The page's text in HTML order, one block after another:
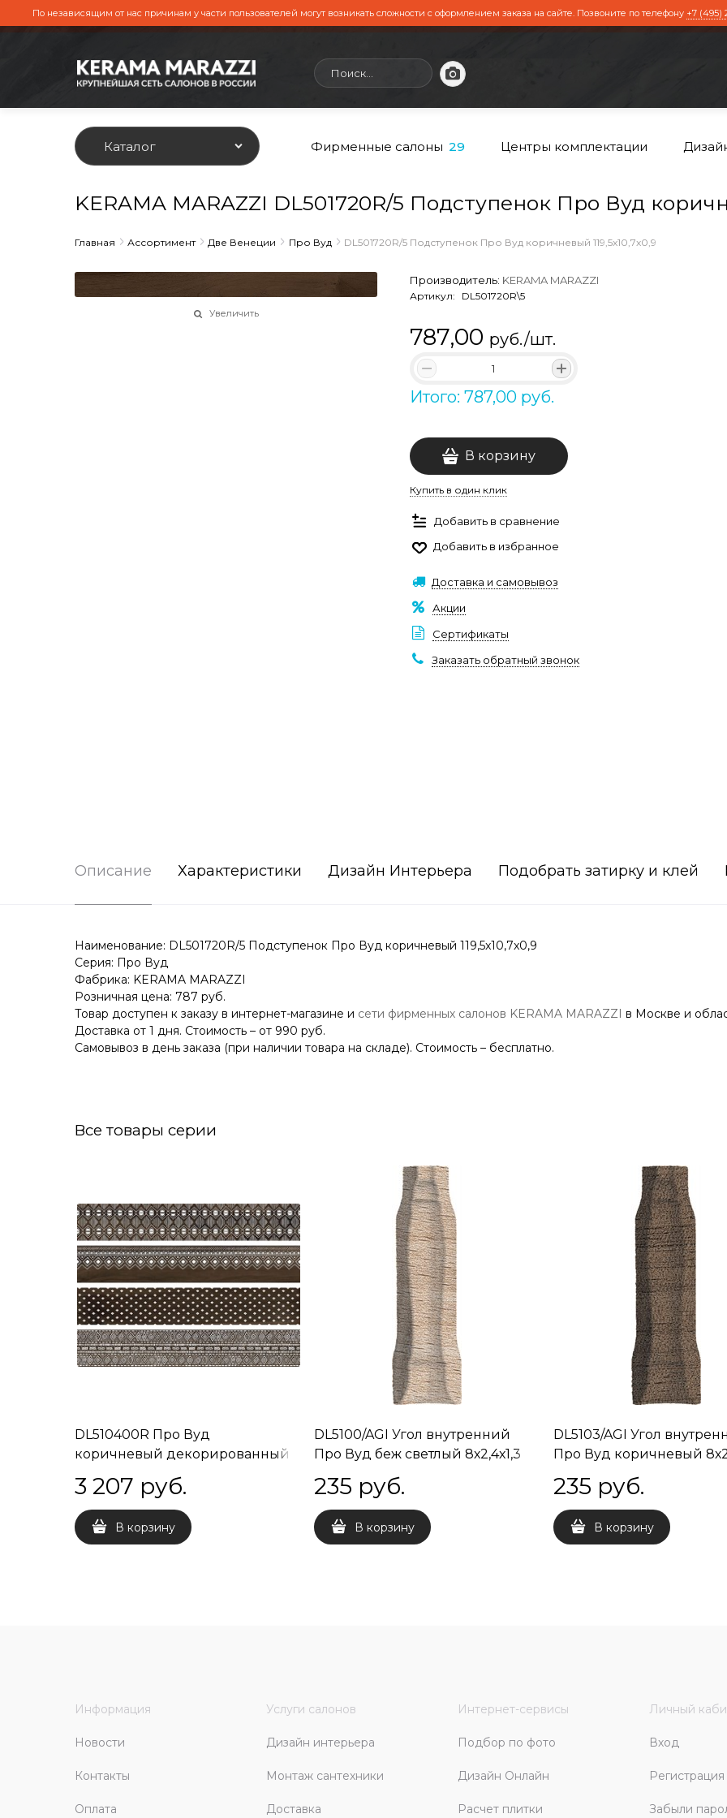
По независящим от нас причинам у части пользователей могут возникать сложности с оформлением заказа на сайте. Позвоните по телефону +7 (495)
Каталог Фирменные салоны 29 Центры комплектации
KERAMA MARAZZI DL501720R/5 Подступенок Про Вуд
Главная Ассортимент Две Венеции Про Вуд DL501720R/5 Подступенок Про Вуд коричневый 119,5x10,7x0,9
Увеличить
Производитель: KERAMA MARAZZI
Артикул: DL501720R\5
787,00 руб./шт.
Итого: 787,00 руб.
В корзину
Купить в один клик
Добавить в сравнение
Добавить в избранное
Доставка и самовывоз
Акции
Сертификаты
Заказать обратный звонок
Описание Характеристики Дизайн Интерьера Подобрать затирку и клей
Наименование: DL501720R/5 Подступенок Про Вуд коричневый 119,5x10,7x0,9
Серия: Про Вуд
Фабрика: KERAMA MARAZZI
Розничная цена: 787 руб.
Товар доступен к заказу в интернет-магазине и сети фирменных салонов KERAMA MARAZZI в Москве и
Доставка от 1 дня. Стоимость – от 990 руб.
Самовывоз в день заказа (при наличии товара на складе). Стоимость – бесплатно.
Все товары серии
DL510400R Про Вуд
коричневый декорированный
обрезной 20х119,5х11
3 207 руб.
В корзину
DL5100/AGI Угол внутренний
Про Вуд беж светлый 8х2,4х1,3
235 руб.
В корзину
DL5103/AGI Угол
Про Вуд коричневый
235 руб.
В корзину
Информация
Новости
Контакты
Оплата
Услуги салонов
Дизайн интерьера
Монтаж сантехники
Доставка
Интернет-сервисы
Подбор по фото
Дизайн Онлайн
Расчет плитки
Личный
Вход
Регистрация
Забыли